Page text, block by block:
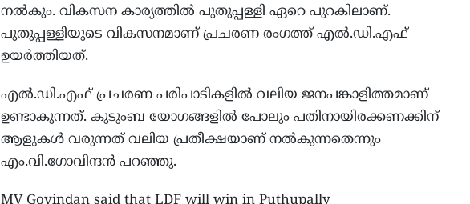
നല്‍കും. വികസന കാര്യത്തില്‍ പുതുപ്പള്ളി ഏറെ പുറകിലാണ്.
പുതുപ്പള്ളിയുടെ വികസനമാണ് പ്രചരണ രംഗത്ത് എല്‍.ഡി.എഫ്
ഉയര്‍ത്തിയത്.
എല്‍.ഡി.എഫ് പ്രചരണ പരിപാടികളില്‍ വലിയ ജനപങ്കാളിത്തമാണ്
ഉണ്ടാകുന്നത്. കുടുംബ യോഗങ്ങളില്‍ പോലും പതിനായിരക്കണക്കിന്
ആളുകള്‍ വരുന്നത് വലിയ പ്രതീക്ഷയാണ് നല്‍കുന്നതെന്നും
എം.വി.ഗോവിന്ദന്‍ പറഞ്ഞു.
MV Govindan said that LDF will win in Puthupally